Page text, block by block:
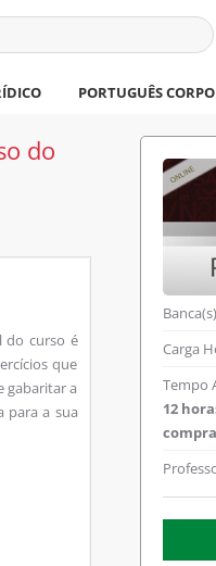
PORTUGUÊS
do
do curso é
que
gabaritar a
para a sua
Carga
Tempo
12
compra